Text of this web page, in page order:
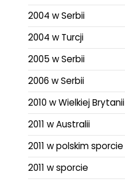
2004 w Serbii
2004 w Turcji
2005 w Serbii
2006 w Serbii
2010 w Wielkiej Brytanii
2011 w Australii
2011 w polskim sporcie
2011 w sporcie